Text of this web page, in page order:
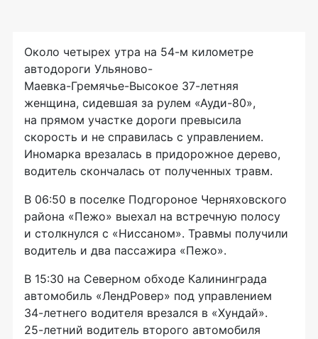
Около четырех утра на 54-м километре
автодороги Ульяново-
Маевка-Гремячье-Высокое 37-летняя
женщина, сидевшая за рулем «Ауди-80»,
на прямом участке дороги превысила
скорость и не справилась с управлением.
Иномарка врезалась в придорожное дерево,
водитель скончалась от полученных травм.
В 06:50 в поселке Подгороное Черняховского
района «Пежо» выехал на встречную полосу
и столкнулся с «Ниссаном». Травмы получили
водитель и два пассажира «Пежо».
В 15:30 на Северном обходе Калининграда
автомобиль «ЛендРовер» под управлением
34-летнего водителя врезался в «Хундай».
25-летний водитель второго автомобиля